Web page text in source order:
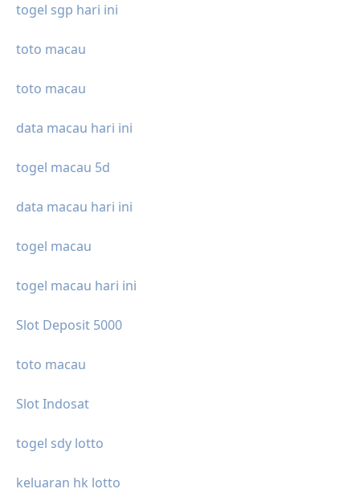
togel sgp hari ini
toto macau
toto macau
data macau hari ini
togel macau 5d
data macau hari ini
togel macau
togel macau hari ini
Slot Deposit 5000
toto macau
Slot Indosat
togel sdy lotto
keluaran hk lotto